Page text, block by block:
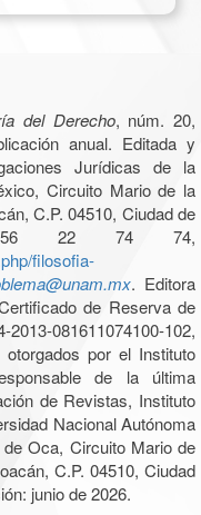
del Derecho, núm. 20,
anual. Editada y
Jurídicas de la
Circuito Mario de la
C.P. 04510, Ciudad de
56 22 74 74,
filosofia-
. Editora
de Reserva de
081611074100-102,
por el Instituto
de la última
de Revistas, Instituto
Nacional Autónoma
Oca, Circuito Mario de
C.P. 04510, Ciudad
junio de 2026.